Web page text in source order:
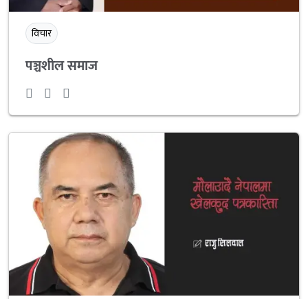
विचार
पञ्चशील समाज